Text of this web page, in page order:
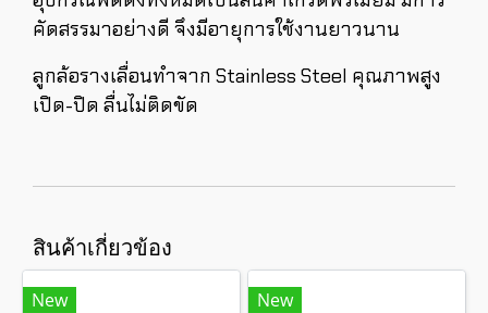
คัดสรรมาอย่างดี จึงมีอายุการใช้งานยาวนาน
ลูกล้อรางเลื่อนทำจาก Stainless Steel คุณภาพสูง
เปิด-ปิด ลื่นไม่ติดขัด
สินค้าเกี่ยวข้อง
New New